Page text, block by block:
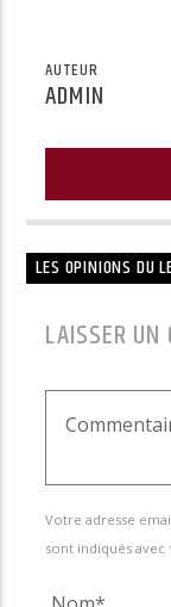
AUTEUR
ADMIN
LES OPINIONS DU
LAISSER UN
Votre adresse
sont indiqués avec